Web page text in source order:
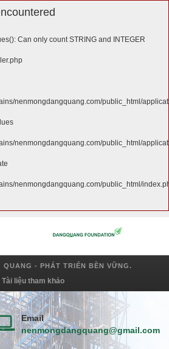
Can only count STRING and INTEGER
nenmongdangquang.com/public_html/
nenmongdangquang.com/public_html/
nenmongdangquang.com/public_html/
QUANG - PHÁT TRIỂN BỀN VỮNG.
Tài liệu tham khảo
Email
nenmongdangquang@gmail.com